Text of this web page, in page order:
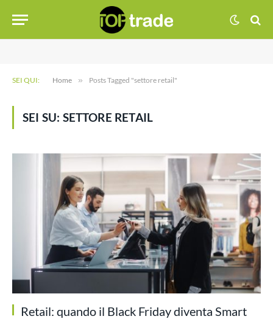
SEI QUI: Home » Posts Tagged "settore retail"
SEI SU: SETTORE RETAIL
Retail: quando il Black Friday diventa Smart